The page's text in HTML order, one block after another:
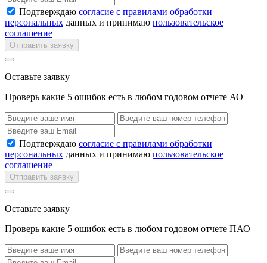
Подтверждаю согласие с правилами обработки
персональных данных и принимаю пользовательское
соглашение
Отправить заявку
Оставьте заявку
Проверь какие 5 ошибок есть в любом годовом отчете АО
Подтверждаю согласие с правилами обработки
персональных данных и принимаю пользовательское
соглашение
Отправить заявку
Оставьте заявку
Проверь какие 5 ошибок есть в любом годовом отчете ПАО